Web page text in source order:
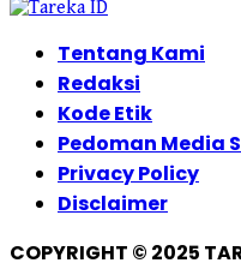
Tentang Kami
Redaksi
Kode Etik
Pedoman Media
Privacy Policy
Disclaimer
COPYRIGHT © 2025